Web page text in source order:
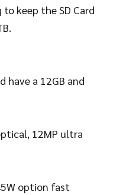
keep the SD Card
have a 12GB and
12MP ultra
option fast